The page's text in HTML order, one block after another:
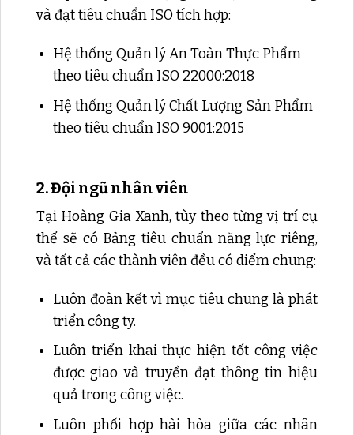
và đạt tiêu chuẩn ISO tích hợp:
Hệ thống Quản lý An Toàn Thực Phẩm
theo tiêu chuẩn ISO 22000:2018
Hệ thống Quản lý Chất Lượng Sản Phẩm
theo tiêu chuẩn ISO 9001:2015
2. Đội ngũ nhân viên
Tại Hoàng Gia Xanh, tùy theo từng vị trí cụ
thể sẽ có Bảng tiêu chuẩn năng lực riêng,
và tất cả các thành viên đều có diểm chung:
Luôn đoàn kết vì mục tiêu chung là phát
triển công ty.
Luôn triển khai thực hiện tốt công việc
được giao và truyền đạt thông tin hiệu
quả trong công việc.
Luôn phối hợp hài hòa giữa các nhân